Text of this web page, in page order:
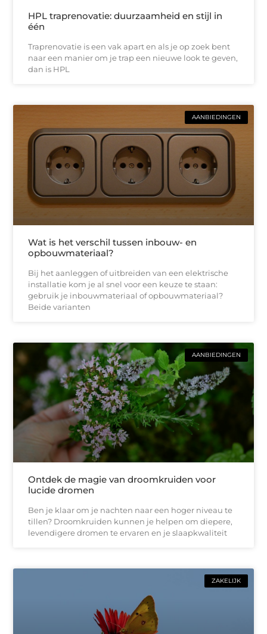
HPL traprenovatie: duurzaamheid en stijl in
één
Traprenovatie is een vak apart en als je op zoek bent
naar een manier om je trap een nieuwe look te geven,
dan is HPL
AANBIEDINGEN
Wat is het verschil tussen inbouw- en
opbouwmateriaal?
Bij het aanleggen of uitbreiden van een elektrische
installatie kom je al snel voor een keuze te staan:
gebruik je inbouwmateriaal of opbouwmateriaal?
Beide varianten
AANBIEDINGEN
Ontdek de magie van droomkruiden voor
lucide dromen
Ben je klaar om je nachten naar een hoger niveau te
tillen? Droomkruiden kunnen je helpen om diepere,
levendigere dromen te ervaren en je slaapkwaliteit
ZAKELIJK